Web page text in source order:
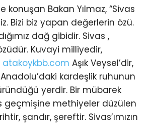
konuşan Bakan Yılmaz, “Sivas
Bizi biz yapan değerlerin özü.
dağ gibidir. Sivas ,
Kuvayi milliyedir,
atakoykbb.com Aşık Veysel’dir,
Anadolu’daki kardeşlik ruhunun
yerdir. Bir mübarek
geçmişine methiyeler düzülen
şandır, şereftir. Sivas’ımızın